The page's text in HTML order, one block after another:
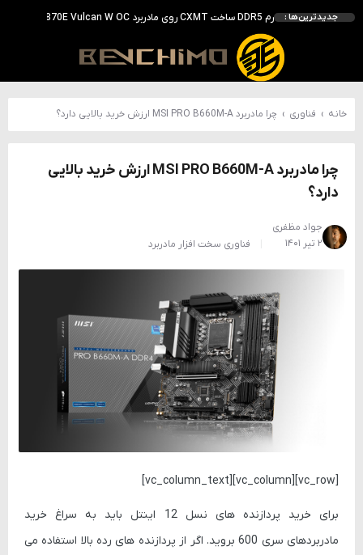
جدیدترین‌ها :
بررسی ASUS ROG Astral RTX 5090 در برابر Astral LC؛ آیا کارت گرافیک خنک‌تر واقعاً سریع‌تر است؟
احتمال معرفی GeForce RTX 5070 SUPER با حافظه 18 گیگابایتی؛ ارتقای محسوس نسبت به مدل استاندارد
انویدیا DLSS 5 را با سه مدل هوش مصنوعی معرفی کرد؛ انتقادهای اولیه نتیجه داد
انویدیا پردازنده 88 هسته‌ای Vera را معرفی کرد؛ CPU اختصاصی برای نسل بعدی هوش مصنوعی
خانه › فناوری › چرا مادربرد MSI PRO B660M-A ارزش خرید بالایی دارد؟
چرا مادربرد MSI PRO B660M-A ارزش خرید بالایی
دارد؟
جواد مظفری
۲ تیر ۱۴۰۱
فناوری سخت افزار مادربرد
[vc_row][vc_column][vc_column_text]
برای خرید پردازنده های نسل 12 اینتل باید به سراغ خرید
مادربردهای سری 600 بروید. اگر از پردازنده های رده بالا استفاده می